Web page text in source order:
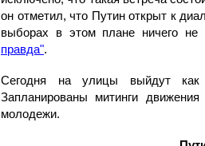
он отметил, что Путин открыт к
выборах в этом плане ничего
правда".
Сегодня на улицы выйдут как
Запланированы митинги
молодежи.